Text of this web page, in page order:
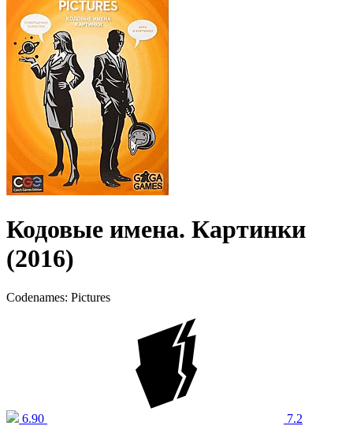
Кодовые имена. Картинки
(2016)
Codenames: Pictures
6.90 7.2